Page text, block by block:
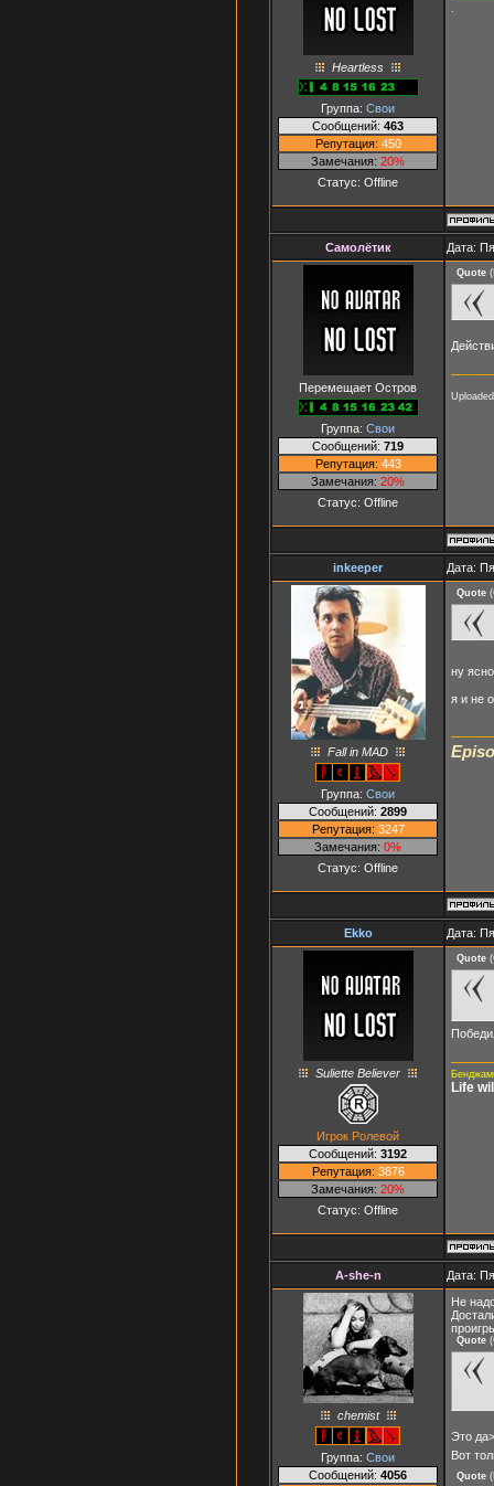
Heartless
Группа: Свои
Сообщений: 463
Репутация: 450
Замечания: 20%
Статус: Offline
Самолётик Дата:
Перемещает Остров
Группа: Свои
Сообщений: 719
Репутация: 443
Замечания: 20%
Статус: Offline
Quote (
inkeeper Дата:
Fall in MAD
Группа: Свои
Сообщений: 2899
Репутация: 3247
Замечания: 0%
Статус: Offline
Quote (
ну
я и не
Ekko Дата:
Suliette Believer
Игрок Ролевой
Сообщений: 3192
Репутация: 3876
Замечания: 20%
Статус: Offline
Quote (
Life
A-she-n Дата:
chemist
Группа: Свои
Сообщений: 4056
Не
Quote (
Это
Вот
Quote (